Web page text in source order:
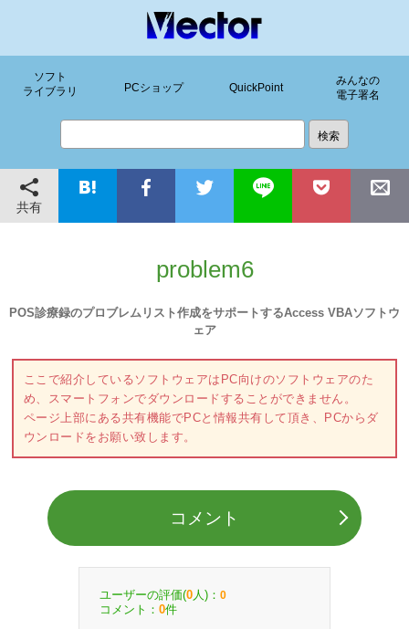
ソフト
ライブラリ
PCショップ QuickPoint
みんなの
電子署名
共有
problem6
POS診療録のプロブレムリスト作成をサポートするAccess VBAソフトウ
ェア
ここで紹介しているソフトウェアはPC向けのソフトウェアのた
め、スマートフォンでダウンロードすることができません。
ページ上部にある共有機能でPCと情報共有して頂き、PCからダ
ウンロードをお願い致します。
コメント
ユーザーの評価(0 人)： 0
コメント： 0件